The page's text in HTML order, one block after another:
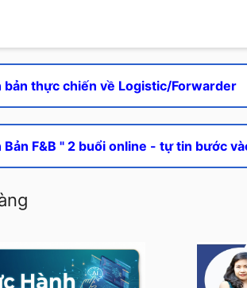
bản thực chiến về Logistic/Forwarder
Bản F&B " 2 buổi online - tự tin bước